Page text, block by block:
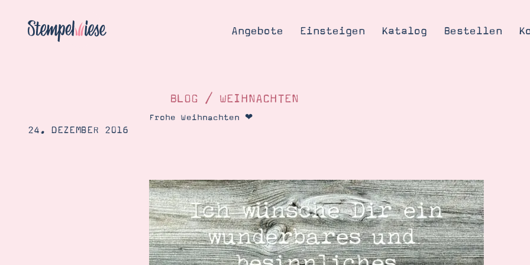
Angebote Einsteigen Katalog Bestellen
Blog
Gutscheine
Produkte erklärt
Über mich
Über Stampin’ Up!
BLOG / WEIHNACHTEN
Frohe Weihnachten ❤︎
24. DEZEMBER 2016